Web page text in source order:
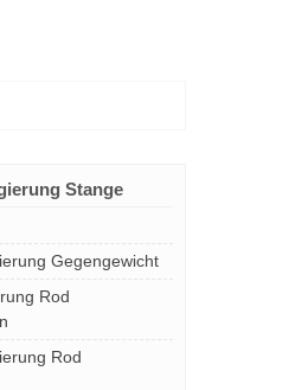
Stange
Gegengewicht
Rod
Rod